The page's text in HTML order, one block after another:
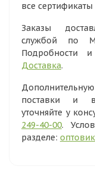
все
Заказы
службой по
Подробности
Доставка.
поставки и
уточняйте у
249-40-00.
разделе: